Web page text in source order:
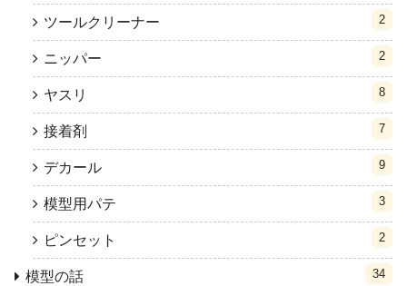
ツールクリーナー 2
ニッパー 2
ヤスリ 8
接着剤 7
デカール 9
模型用パテ 3
ピンセット 2
模型の話 34